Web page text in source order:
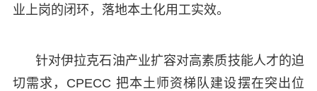
业上岗的闭环，落地本土化用工实效。
针对伊拉克石油产业扩容对高素质技能人才的迫
切需求，CPECC 把本土师资梯队建设摆在突出位